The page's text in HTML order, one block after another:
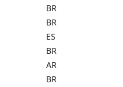
BR
BR
ES
BR
AR
BR